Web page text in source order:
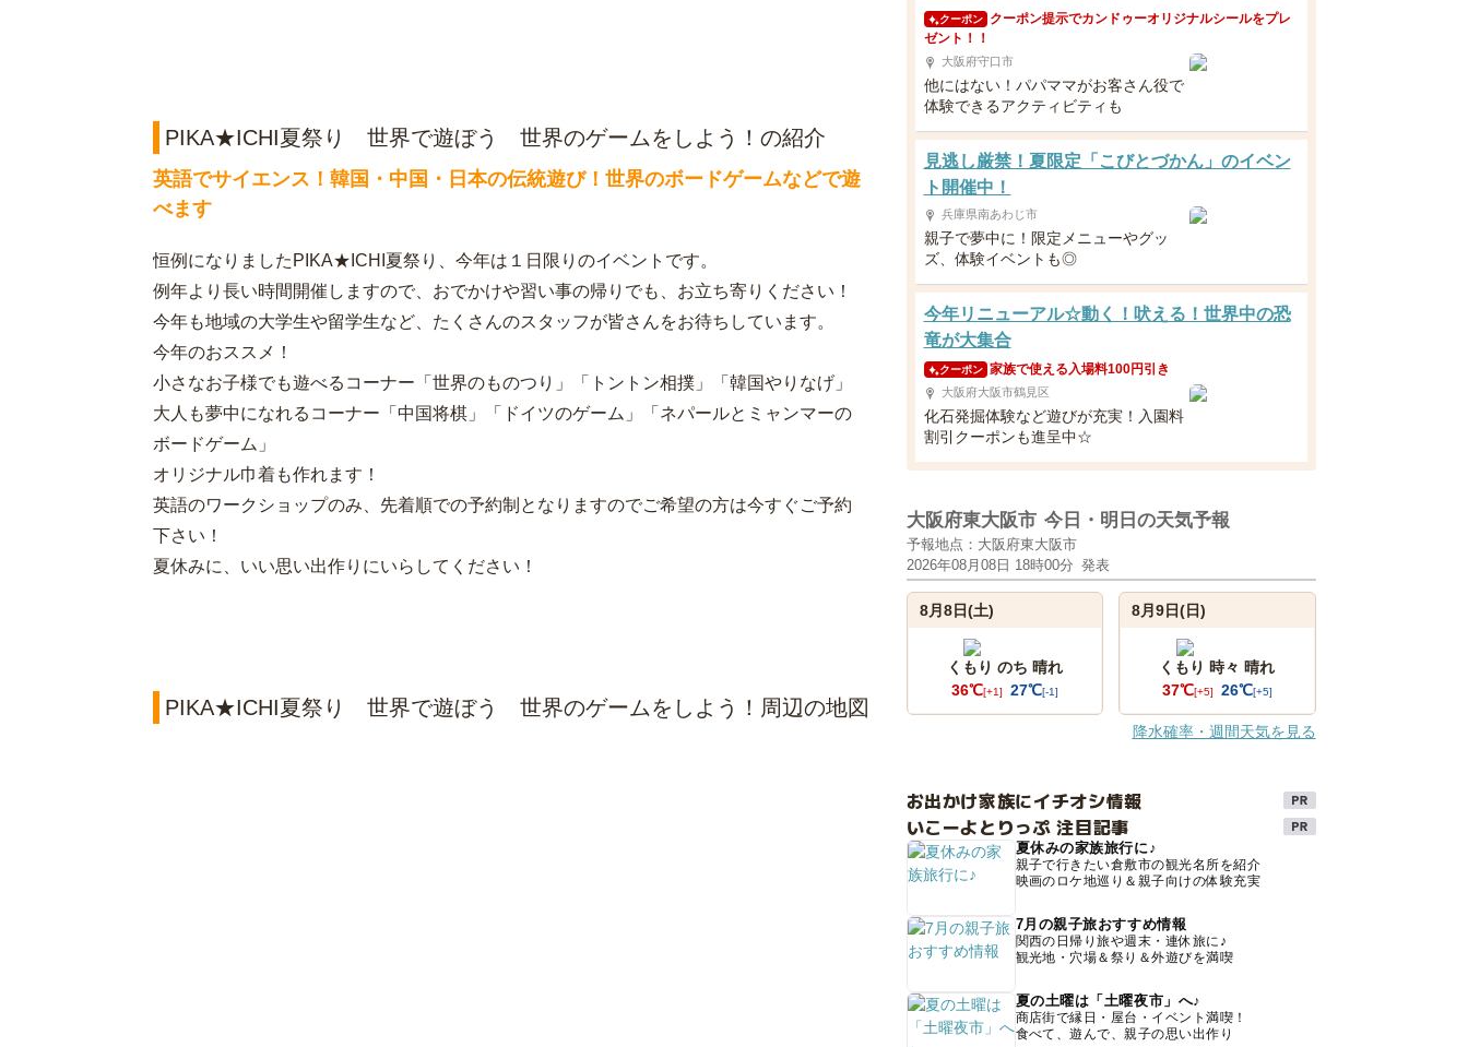
PIKA★ICHI夏祭り 世界で遊ぼう 世界のゲームをしよう！の紹介
英語でサイエンス！韓国・中国・日本の伝統遊び！世界のボードゲームなどで遊
べます
恒例になりましたPIKA★ICHI夏祭り、今年は１日限りのイベントです。
例年より長い時間開催しますので、おでかけや習い事の帰りでも、お立ち寄りください！
今年も地域の大学生や留学生など、たくさんのスタッフが皆さんをお待ちしています。
今年のおススメ！
小さなお子様でも遊べるコーナー「世界のものつり」「トントン相撲」「韓国やりなげ」
大人も夢中になれるコーナー「中国将棋」「ドイツのゲーム」「ネパールとミャンマーの
ボードゲーム」
オリジナル巾着も作れます！
英語のワークショップのみ、先着順での予約制となりますのでご希望の方は今すぐご予約
下さい！
夏休みに、いい思い出作りにいらしてください！
PIKA★ICHI夏祭り 世界で遊ぼう 世界のゲームをしよう！周辺の地図
クーポン
クーポン提示でカンドゥーオリジナルシールをプレ
ゼント！！
大阪府守口市
他にはない！パパママがお客さん役で
体験できるアクティビティも
見逃し厳禁！夏限定「こびとづかん」のイベン
ト開催中！
兵庫県南あわじ市
親子で夢中に！限定メニューやグッ
ズ、体験イベントも◎
今年リニューアル☆動く！吠える！世界中の恐
竜が大集合
クーポン 家族で使える入場料100円引き
大阪府大阪市鶴見区
化石発掘体験など遊びが充実！入園料
割引クーポンも進呈中☆
大阪府東大阪市 今日・明日の天気予報
予報地点：大阪府東大阪市
2026年08月08日 18時00分 発表
8月8日(土)
くもり のち 晴れ
36℃[+1] 27℃[-1]
8月9日(日)
くもり 時々 晴れ
37℃[+5] 26℃[+5]
降水確率・週間天気を見る
お出かけ家族にイチオシ情報
いこーよとりっぷ 注目記事
夏休みの家族旅行に♪
親子で行きたい倉敷市の観光名所を紹介
映画のロケ地巡り＆親子向けの体験充実
7月の親子旅おすすめ情報
関西の日帰り旅や週末・連休旅に♪
観光地・穴場＆祭り＆外遊びを満喫
夏の土曜は「土曜夜市」へ♪
商店街で縁日・屋台・イベント満喫！
食べて、遊んで、親子の思い出作り